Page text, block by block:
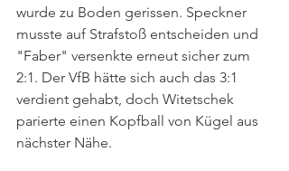
wurde zu Boden gerissen. Speckner
musste auf Strafstoß entscheiden und
"Faber" versenkte erneut sicher zum
2:1. Der VfB hätte sich auch das 3:1
verdient gehabt, doch Witetschek
parierte einen Kopfball von Kügel aus
nächster Nähe.